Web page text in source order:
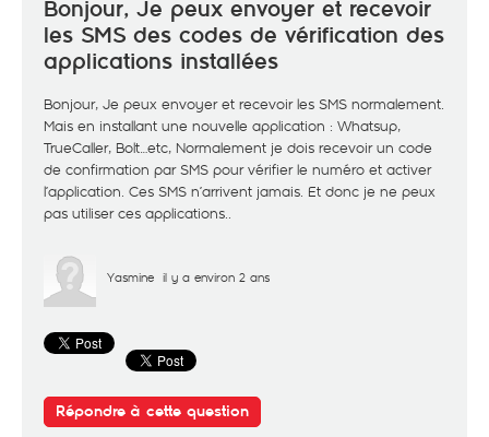
Bonjour, Je peux envoyer et recevoir
les SMS des codes de vérification des
applications installées
Bonjour, Je peux envoyer et recevoir les SMS normalement.
Mais en installant une nouvelle application : Whatsup,
TrueCaller, Bolt…etc, Normalement je dois recevoir un code
de confirmation par SMS pour vérifier le numéro et activer
l’application. Ces SMS n’arrivent jamais. Et donc je ne peux
pas utiliser ces applications..
Yasmine il y a environ 2 ans
Répondre à cette question